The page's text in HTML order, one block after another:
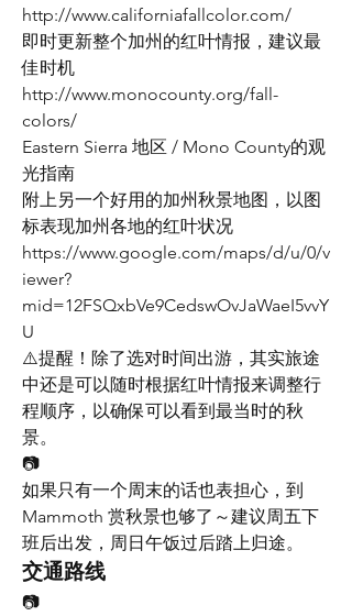
http://www.californiafallcolor.com/
即时更新整个加州的红叶情报，建议最
佳时机
http://www.monocounty.org/fall-
colors/
Eastern Sierra 地区 / Mono County的观
光指南
附上另一个好用的加州秋景地图，以图
标表现加州各地的红叶状况
https://www.google.com/maps/d/u/0/v
iewer?
mid=12FSQxbVe9CedswOvJaWaeI5vvY
U
⚠️提醒！除了选对时间出游，其实旅途
中还是可以随时根据红叶情报来调整行
程顺序，以确保可以看到最当时的秋
景。
📷
如果只有一个周末的话也表担心，到
Mammoth 赏秋景也够了～建议周五下
班后出发，周日午饭过后踏上归途。
交通路线
📷